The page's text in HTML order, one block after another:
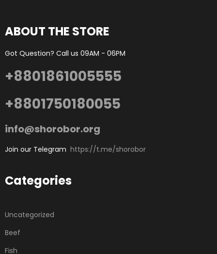
ABOUT THE STORE
Got Question? Call us 09AM - 06PM
+8801861005555
+8801750180055
info@shorobor.org
Join our Telegram https://t.me/shorobor
Categories
Uncategorized
Beef
Fish